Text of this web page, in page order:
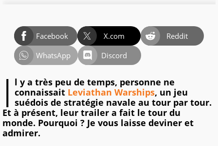
Facebook X.com
Reddit
WhatsApp
Discord
I l y a très peu de temps, personne ne
connaissait Leviathan Warships, un jeu
suédois de stratégie navale au tour par tour.
Et à présent, leur trailer a fait le tour du
monde. Pourquoi ? Je vous laisse deviner et
admirer.